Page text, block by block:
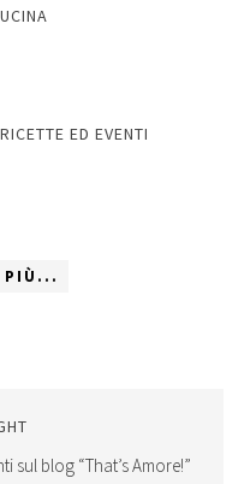
ED EVENTI
PIÙ...
sul blog “That’s Amore!”